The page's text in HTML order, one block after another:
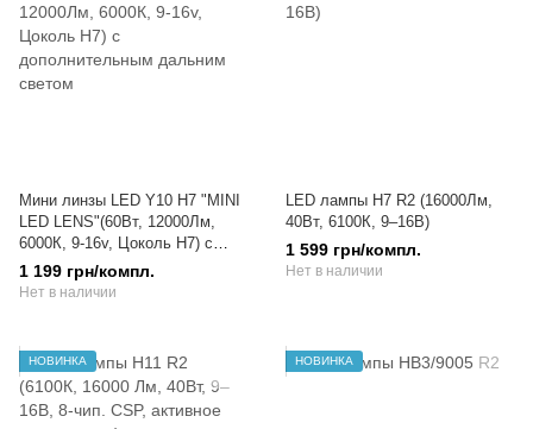
Мини линзы LED Y10 H7 "MINI
LED LENS"(60Вт, 12000Лм,
6000К, 9-16v, Цоколь H7) с
дополнительным дальним
светом
1 199 грн/компл.
Нет в наличии
LED лампы H7 R2 (16000Лм,
40Вт, 6100К, 9–16В)
1 599 грн/компл.
Нет в наличии
НОВИНКА НОВИНКА